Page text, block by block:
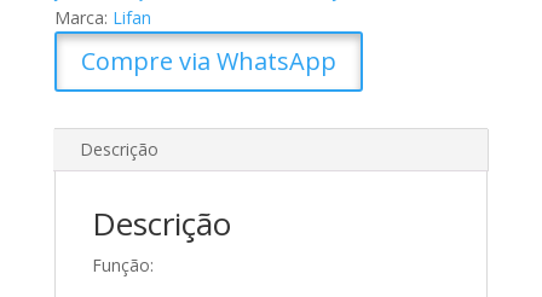
Marca: Lifan
Compre via WhatsApp
Descrição
Descrição
Função: